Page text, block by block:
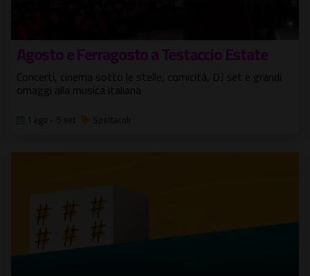
Agosto e Ferragosto a Testaccio Estate
Concerti, cinema sotto le stelle, comicità, DJ set e grandi
omaggi alla musica italiana
1 ago - 5 set Spettacoli